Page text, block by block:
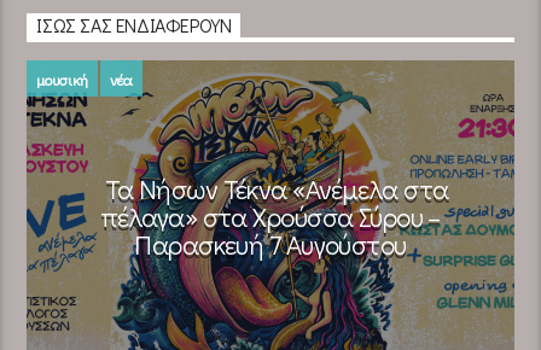
ΊΣΩΣ ΣΑΣ ΕΝΔΙΑΦΈΡΟΥΝ
μουσική νέα
Τα Νήσων Τέκνα «Ανέμελα στα
πέλαγα» στα Χρούσσα Σύρου –
Παρασκευή 7 Αυγούστου